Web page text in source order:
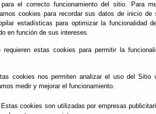
el correcto funcionamiento del sitio. Para
cookies para recordar sus datos de inicio de
estadísticas para optimizar la funcionalidad
en función de sus intereses.
requieren estas cookies para permitir la
cookies nos permiten analizar el uso del Sitio
medir y mejorar el funcionamiento.
Estas cookies son utilizadas por empresas
SUPERÁVIT
sobre destino del
el Plan Ecónomico-